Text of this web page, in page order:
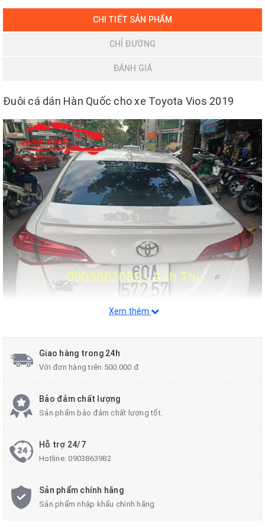
CHI TIẾT SẢN PHẨM
CHỈ ĐƯỜNG
ĐÁNH GIÁ
Đuôi cá dán Hàn Quốc cho xe Toyota Vios 2019
Xem thêm
Giao hàng trong 24h
Với đơn hàng trên 500.000 đ
Bảo đảm chất lượng
Sản phẩm bảo đảm chất lượng tốt.
Hỗ trợ 24/7
Hotline:0903863982
Sản phẩm chính hãng
Sản phẩm nhập khẩu chính hãng